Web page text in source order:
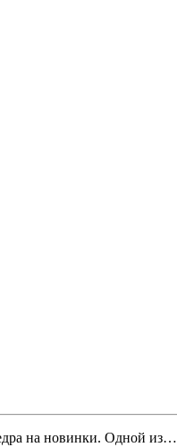
на новинки. Одной из…